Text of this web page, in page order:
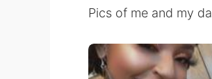
Pics of me and my